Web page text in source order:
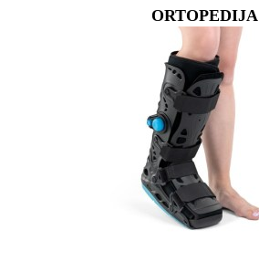
ORTOPEDIJA